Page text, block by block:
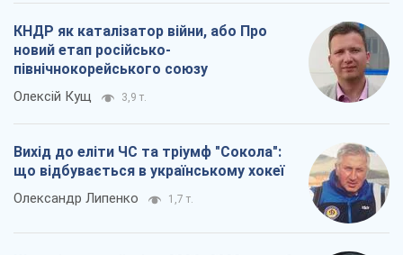
КНДР як каталізатор війни, або Про
новий етап російсько-
північнокорейського союзу
Олексій Кущ 3,9 т.
Вихід до еліти ЧС та тріумф "Сокола":
що відбувається в українському хокеї
Олександр Липенко 1,7 т.